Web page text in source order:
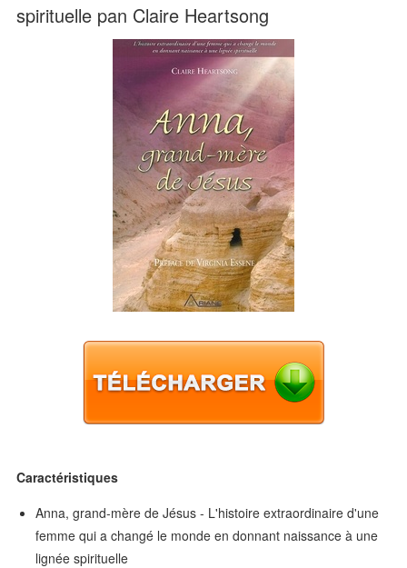
spirituelle pan Claire Heartsong
Caractéristiques
Anna, grand-mère de Jésus - L'histoire extraordinaire d'une
femme qui a changé le monde en donnant naissance à une
lignée spirituelle